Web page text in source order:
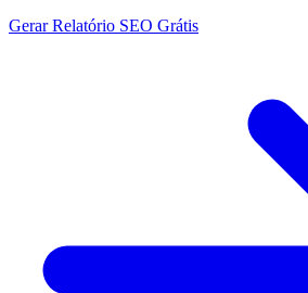
Gerar Relatório SEO Grátis